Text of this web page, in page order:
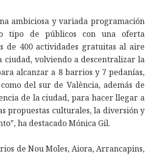
ambiciosa y variada programación
tipo de públicos con una oferta
de 400 actividades gratuitas al aire
volviendo a descentralizar la
alcanzar a 8 barrios y 7 pedanías,
del sur de València, además de
de la ciudad, para hacer llegar a
propuestas culturales, la diversión y
ha destacado Mónica Gil.
de Nou Moles, Aiora, Arrancapins,